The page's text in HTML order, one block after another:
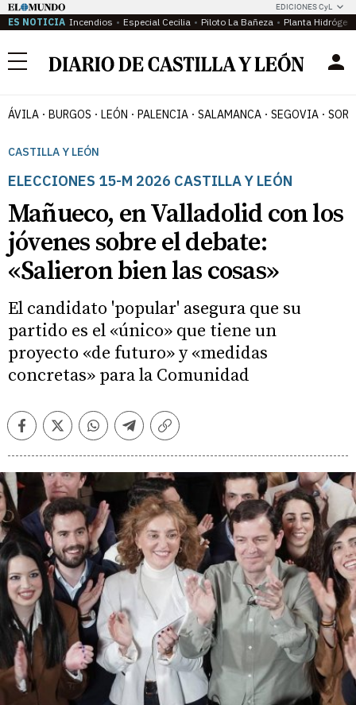
EDICIONES CyL
ES NOTICIA Incendios Especial Cecilia Piloto La Bañeza Planta
Menú
ÁVILA BURGOS LEÓN PALENCIA SALAMANCA SEGOVIA
CASTILLA Y LEÓN
ELECCIONES 15-M 2026 CASTILLA Y LEÓN
Mañueco, en Valladolid con los
jóvenes sobre el debate:
«Salieron bien las cosas»
El candidato 'popular' asegura que su
partido es el «único» que tiene un
proyecto «de futuro» y «medidas
concretas» para la Comunidad
FacebookTwitterWhatsappTelegramCopiar